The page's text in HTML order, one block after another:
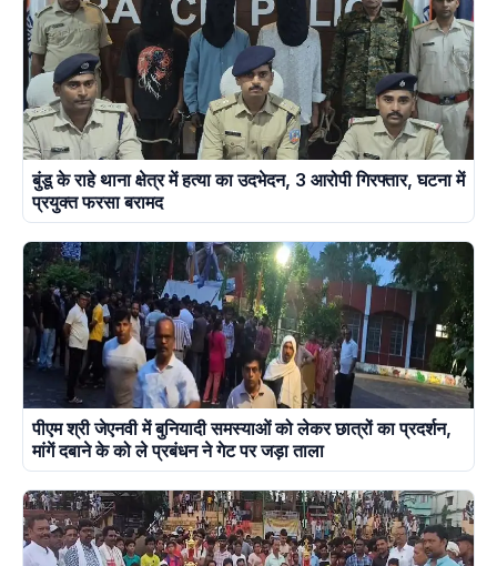
बुंडू के राहे थाना क्षेत्र में हत्या का उदभेदन, 3 आरोपी गिरफ्तार, घटना में
प्रयुक्त फरसा बरामद
पीएम श्री जेएनवी में बुनियादी समस्याओं को लेकर छात्रों का प्रदर्शन,
मांगें दबाने के को ले प्रबंधन ने गेट पर जड़ा ताला